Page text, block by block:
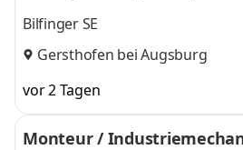
Bilfinger SE
Gersthofen bei Augsburg
vor 2 Tagen
Monteur /